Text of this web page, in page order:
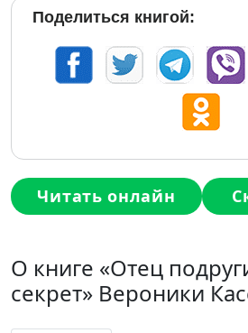
Поделиться книгой:
Читать онлайн
О книге «Отец
секрет» Вероники